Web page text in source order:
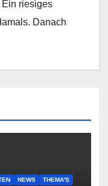
Ein riesiges
Danach
NEWS THEMA'S